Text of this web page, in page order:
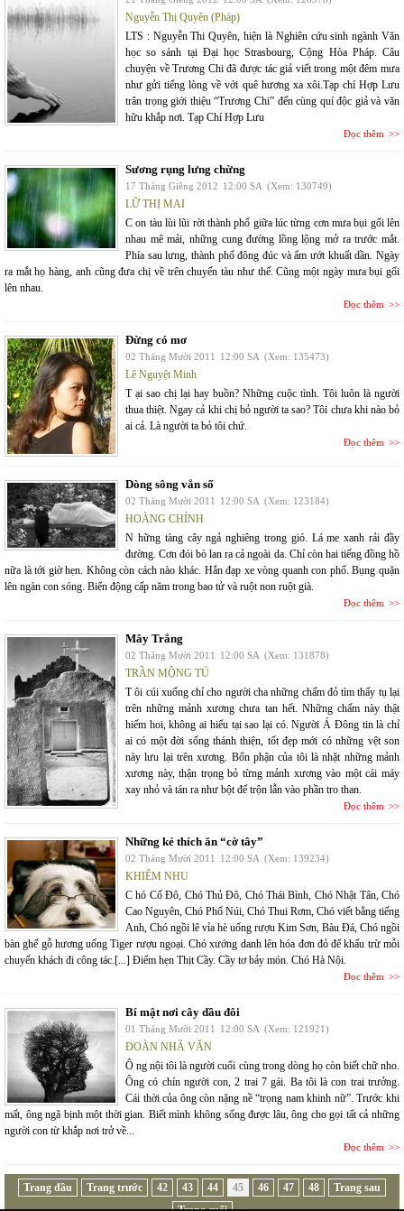
Nguyễn Thị Quyên (Pháp)
LTS : Nguyễn Thi Quyên, hiện là Nghiên cứu sinh ngành Văn
học so sánh tại Đại học Strasbourg, Cộng Hòa Pháp. Câu
chuyện về Trương Chi đã được tác giả viết trong một đêm mưa
như gửi tiếng lòng về với quê hương xa xôi.Tạp chí Hợp Lưu
trân trọng giới thiệu “Trương Chi” đến cùng quí độc giả và văn
hữu khắp nơi. Tạp Chí Hợp Lưu
Đọc thêm
Sương rụng lưng chừng
17 Tháng Giêng 2012 12:00 SA (Xem: 130749)
LỮ THỊ MAI
C on tàu lùi lũi rời thành phố giữa lúc từng cơn mưa bụi gối lên
nhau mê mải, những cung đường lồng lộng mở ra trước mắt.
Phía sau lưng, thành phố đông đúc và ẩm ướt khuất dần. Ngày
ra mắt họ hàng, anh cũng đưa chị về trên chuyến tàu như thế. Cũng một ngày mưa bụi gối
lên nhau.
Đọc thêm
Đừng có mơ
02 Tháng Mười 2011 12:00 SA (Xem: 135473)
Lê Nguyệt Minh
T ại sao chị lại hay buồn? Những cuộc tình. Tôi luôn là người
thua thiệt. Ngay cả khi chị bỏ người ta sao? Tôi chưa khi nào bỏ
ai cả. Là người ta bỏ tôi chứ.
Đọc thêm
Dòng sông vắn số
02 Tháng Mười 2011 12:00 SA (Xem: 123184)
HOÀNG CHÍNH
N hững tàng cây ngả nghiêng trong gió. Lá me xanh rải đầy
đường. Cơn đói bò lan ra cả ngoài da. Chỉ còn hai tiếng đồng hồ
nữa là tới giờ hẹn. Không còn cách nào khác. Hắn đạp xe vòng quanh con phố. Bụng quặn
lên ngàn con sóng. Biển động cấp năm trong bao tử và ruột non ruột già.
Đọc thêm
Mây Trắng
02 Tháng Mười 2011 12:00 SA (Xem: 131878)
TRẦN MỘNG TÚ
T ôi cúi xuống chỉ cho người cha những chấm đỏ tìm thấy tụ lại
trên những mảnh xương chưa tan hết. Những chấm này thật
hiếm hoi, không ai hiểu tại sao lại có. Người Á Đông tin là chỉ
ai có một đời sống thánh thiện, tốt đẹp mới có những vệt son
này lưu lại trên xương. Bổn phận của tôi là nhặt những mảnh
xương này, thận trọng bỏ từng mảnh xương vào một cái máy
xay nhỏ và tán ra như bột để trộn lẫn vào phần tro than.
Đọc thêm
Những kẻ thích ăn “cờ tây”
02 Tháng Mười 2011 12:00 SA (Xem: 139234)
KHIÊM NHU
C hó Cố Đô, Chó Thủ Đô, Chó Thái Bình, Chó Nhật Tân, Chó
Cao Nguyên, Chó Phố Núi, Chó Thui Rơm, Chó viết bằng tiếng
Anh, Chó ngồi lê vỉa hè uống rượu Kim Sơn, Bàu Đá, Chó ngồi
bàn ghế gỗ hương uống Tiger rượu ngoại. Chó xướng danh lên hóa đơn đỏ để khấu trừ mỗi
chuyến khách đi công tác.[...] Điểm hẹn Thịt Cầy. Cầy tơ bảy món. Chó Hà Nội.
Đọc thêm
Bí mật nơi cây dầu đôi
01 Tháng Mười 2011 12:00 SA (Xem: 121921)
ĐOÀN NHÃ VĂN
Ô ng nội tôi là người cuối cùng trong dòng họ còn biết chữ nho.
Ông có chín người con, 2 trai 7 gái. Ba tôi là con trai trưởng.
Cái thời của ông còn nặng nề “trọng nam khinh nữ”. Trước khi
mất, ông ngã bịnh một thời gian. Biết mình không sống được lâu, ông cho gọi tất cả những
người con từ khắp nơi trở về...
Đọc thêm
Trang đầu Trang trước 42 43 44 45 46 47 48
Trang sau